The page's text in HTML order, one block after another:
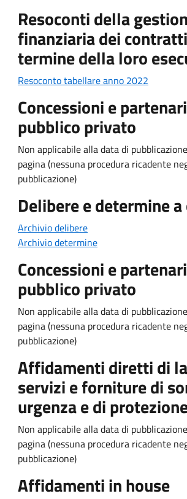
Resoconti della
finanziaria dei
termine della loro
Resoconto tabellare anno 2022
Concessioni e
pubblico privato
Non applicabile alla data di
pagina (nessuna procedura ricadente
pubblicazione)
Delibere e determine
Archivio delibere
Archivio determine
Concessioni e
pubblico privato
Non applicabile alla data di
pagina (nessuna procedura ricadente
pubblicazione)
Affidamenti diretti di
servizi e forniture di
urgenza e di
Non applicabile alla data di
pagina (nessuna procedura ricadente
pubblicazione)
Affidamenti in house